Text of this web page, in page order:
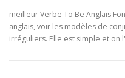
meilleur Verbe To Be Anglais
anglais, voir les modèles de
irréguliers. Elle est simple et on